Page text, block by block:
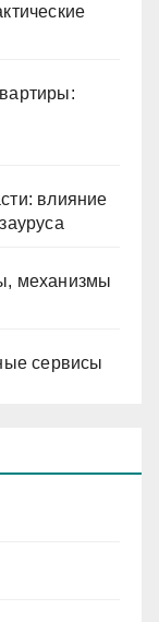
влияние
механизмы
сервисы